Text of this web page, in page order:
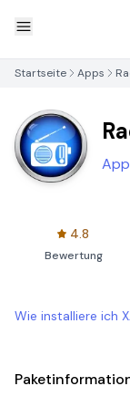
Startseite Apps
4.8
Bewertung
Wie installiere ich